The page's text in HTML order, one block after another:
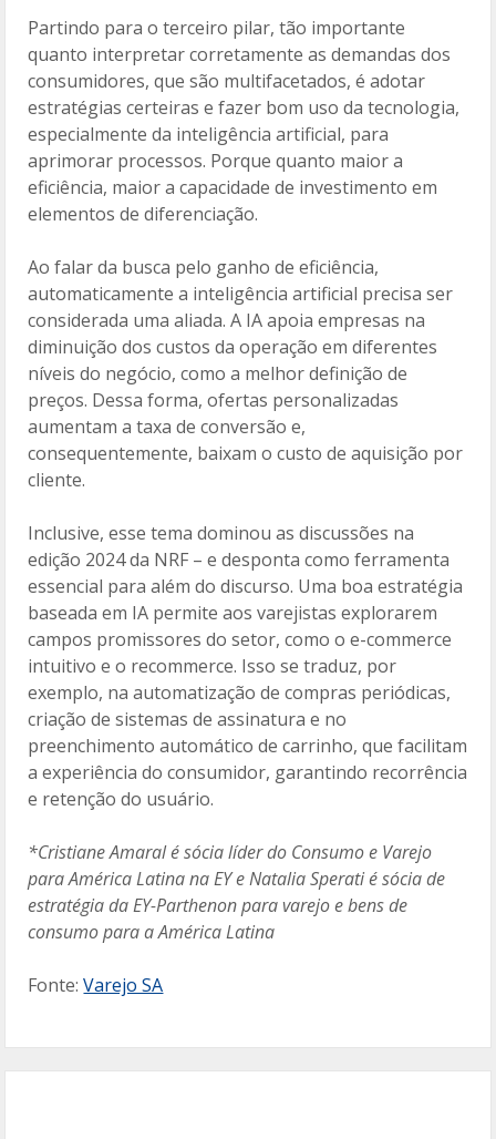
Partindo para o terceiro pilar, tão importante
quanto interpretar corretamente as demandas dos
consumidores, que são multifacetados, é adotar
estratégias certeiras e fazer bom uso da tecnologia,
especialmente da inteligência artificial, para
aprimorar processos. Porque quanto maior a
eficiência, maior a capacidade de investimento em
elementos de diferenciação.
Ao falar da busca pelo ganho de eficiência,
automaticamente a inteligência artificial precisa ser
considerada uma aliada. A IA apoia empresas na
diminuição dos custos da operação em diferentes
níveis do negócio, como a melhor definição de
preços. Dessa forma, ofertas personalizadas
aumentam a taxa de conversão e,
consequentemente, baixam o custo de aquisição por
cliente.
Inclusive, esse tema dominou as discussões na
edição 2024 da NRF – e desponta como ferramenta
essencial para além do discurso. Uma boa estratégia
baseada em IA permite aos varejistas explorarem
campos promissores do setor, como o e-commerce
intuitivo e o recommerce. Isso se traduz, por
exemplo, na automatização de compras periódicas,
criação de sistemas de assinatura e no
preenchimento automático de carrinho, que facilitam
a experiência do consumidor, garantindo recorrência
e retenção do usuário.
*Cristiane Amaral é sócia líder do Consumo e Varejo
para América Latina na EY e Natalia Sperati é sócia de
estratégia da EY-Parthenon para varejo e bens de
consumo para a América Latina
Fonte:Varejo SA